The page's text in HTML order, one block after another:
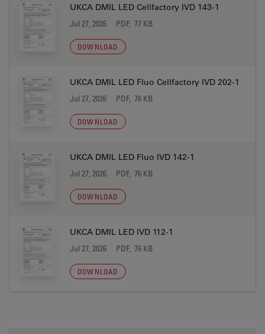
UKCA DMIL LED Cellfactory IVD 143-1
Jul 27, 2026 PDF, 77 KB
DOWNLOAD
UKCA DMIL LED Fluo Cellfactory IVD 202-1
Jul 27, 2026 PDF, 76 KB
DOWNLOAD
UKCA DMIL LED Fluo IVD 142-1
Jul 27, 2026 PDF, 76 KB
DOWNLOAD
UKCA DMIL LED IVD 112-1
Jul 27, 2026 PDF, 76 KB
DOWNLOAD